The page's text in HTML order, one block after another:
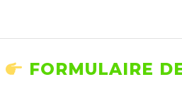
FORMULAIRE